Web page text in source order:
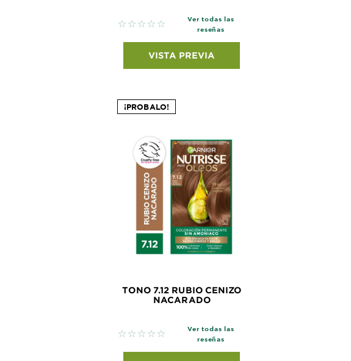
No reviews
Ver todas las
reseñas
VISTA PREVIA
¡PROBALO!
TONO 7.12 RUBIO CENIZO
NACARADO
No reviews
Ver todas las
reseñas